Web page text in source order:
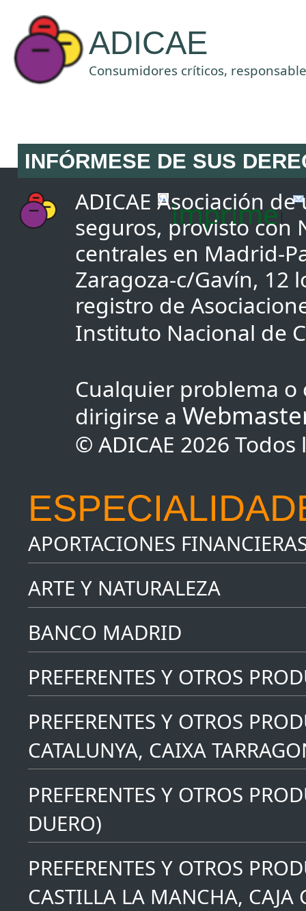
ADICAE
Consumidores críticos,
INFÓRMESE DE SUS
imprime
ADICAE Asociación
seguros, provisto con
centrales en Madrid-
Zaragoza-c/Gavín, 12
registro de
Instituto Nacional de
Cualquier problema
dirigirse a
© ADICAE 2026
APORTACIONES
ARTE Y NATURALEZA
BANCO MADRID
PREFERENTES Y OTROS
PREFERENTES Y OTROS
CATALUNYA, CAIXA
PREFERENTES Y OTROS
DUERO)
PREFERENTES Y OTROS
CASTILLA LA MANCHA, CAJA